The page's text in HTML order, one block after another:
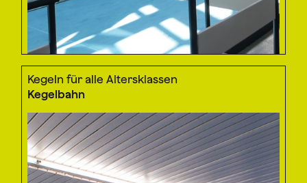
Kegeln für alle Altersklassen
Kegelbahn